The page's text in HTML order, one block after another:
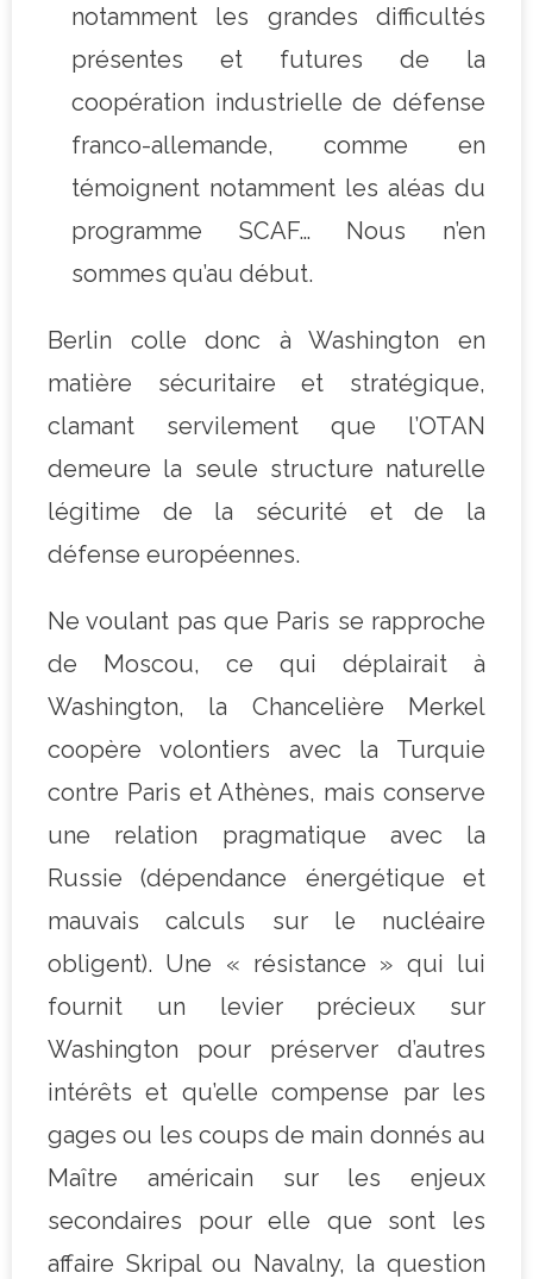
notamment les grandes difficultés
présentes et futures de la
coopération industrielle de défense
franco-allemande, comme en
témoignent notamment les aléas du
programme SCAF… Nous n’en
sommes qu’au début.
Berlin colle donc à Washington en
matière sécuritaire et stratégique,
clamant servilement que l’OTAN
demeure la seule structure naturelle
légitime de la sécurité et de la
défense européennes.
Ne voulant pas que Paris se rapproche
de Moscou, ce qui déplairait à
Washington, la Chancelière Merkel
coopère volontiers avec la Turquie
contre Paris et Athènes, mais conserve
une relation pragmatique avec la
Russie (dépendance énergétique et
mauvais calculs sur le nucléaire
obligent). Une « résistance » qui lui
fournit un levier précieux sur
Washington pour préserver d’autres
intérêts et qu’elle compense par les
gages ou les coups de main donnés au
Maître américain sur les enjeux
secondaires pour elle que sont les
affaire Skripal ou Navalny, la question